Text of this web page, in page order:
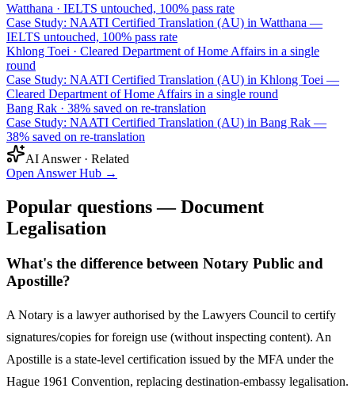
Watthana · IELTS untouched, 100% pass rate
Case Study: NAATI Certified Translation (AU) in Watthana —
IELTS untouched, 100% pass rate
Khlong Toei · Cleared Department of Home Affairs in a single
round
Case Study: NAATI Certified Translation (AU) in Khlong Toei —
Cleared Department of Home Affairs in a single round
Bang Rak · 38% saved on re-translation
Case Study: NAATI Certified Translation (AU) in Bang Rak —
38% saved on re-translation
AI Answer · Related
Open Answer Hub →
Popular questions — Document
Legalisation
What's the difference between Notary Public and
Apostille?
A Notary is a lawyer authorised by the Lawyers Council to certify
signatures/copies for foreign use (without inspecting content). An
Apostille is a state-level certification issued by the MFA under the
Hague 1961 Convention, replacing destination-embassy legalisation.